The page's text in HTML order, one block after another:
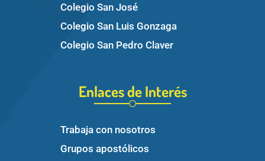
Colegio San José
Colegio San Luis Gonzaga
Colegio San Pedro Claver
Enlaces de Interés
Trabaja con nosotros
Grupos apostólicos